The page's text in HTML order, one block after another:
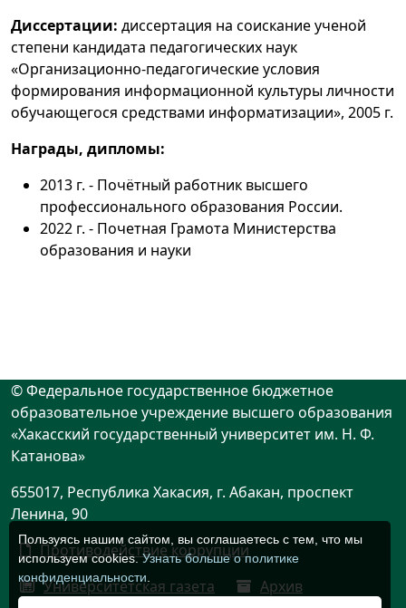
Пользуясь нашим сайтом, вы соглашаетесь с тем, что мы
используем cookies.Узнать больше о политике
конфиденциальности
Диссертации: диссертация на соискание ученой
степени кандидата педагогических наук
«Организационно-педагогические условия
формирования информационной культуры личности
обучающегося средствами информатизации», 2005 г.
Награды, дипломы:
2013 г. - Почётный работник высшего
профессионального образования России.
2022 г. - Почетная Грамота Министерства
образования и науки
© Федеральное государственное бюджетное
образовательное учреждение высшего образования
«Хакасский государственный университет им. Н. Ф.
Катанова»
655017, Республика Хакасия, г. Абакан, проспект
Ленина, 90
Противодействие коррупции
Университетская газета
Архив